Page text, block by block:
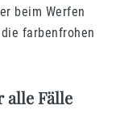
beim Werfen
farbenfrohen
alle Fälle